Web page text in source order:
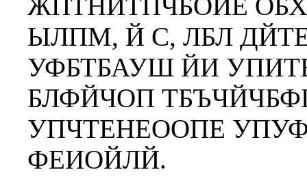
ЫЛПМ, Й С, ЛБЛ
УФБТБАУШ ЙИ
БЛФЙЧОП
УПЧТЕНЕООПЕ
ФЕИОЙЛЙ.